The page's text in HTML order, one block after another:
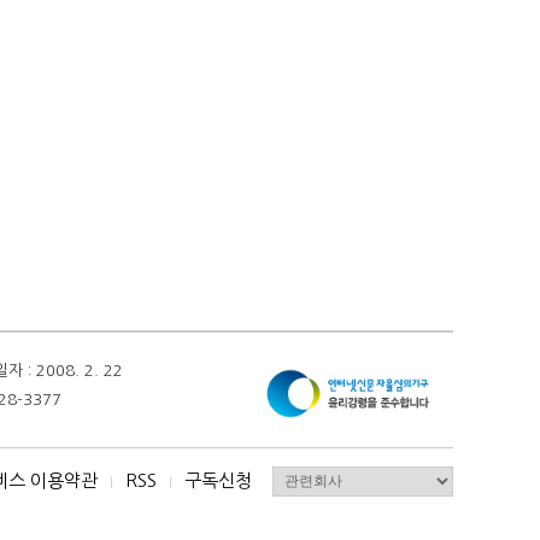
자 : 2008. 2. 22
3377
스 이용약관 I RSS I 구독신청